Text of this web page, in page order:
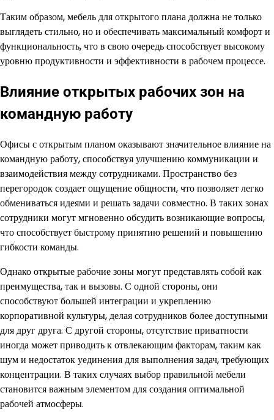
Таким образом, мебель для открытого плана должна не только
выглядеть стильно, но и обеспечивать максимальный комфорт и
функциональность, что в свою очередь способствует высокому
уровню продуктивности и эффективности в рабочем процессе.
Влияние открытых рабочих зон на
командную работу
Офисы с открытым планом оказывают значительное влияние на
командную работу, способствуя улучшению коммуникации и
взаимодействия между сотрудниками. Пространство без
перегородок создает ощущение общности, что позволяет легко
обмениваться идеями и решать задачи совместно. В таких зонах
сотрудники могут мгновенно обсудить возникающие вопросы,
что способствует быстрому принятию решений и повышению
гибкости команды.
Однако открытые рабочие зоны могут представлять собой как
преимущества, так и вызовы. С одной стороны, они
способствуют большей интеграции и укреплению
корпоративной культуры, делая сотрудников более доступными
для друг друга. С другой стороны, отсутствие приватности
иногда может приводить к отвлекающим факторам, таким как
шум и недостаток уединения для выполнения задач, требующих
концентрации. В таких случаях выбор правильной мебели
становится важным элементом для создания оптимальной
рабочей атмосферы.